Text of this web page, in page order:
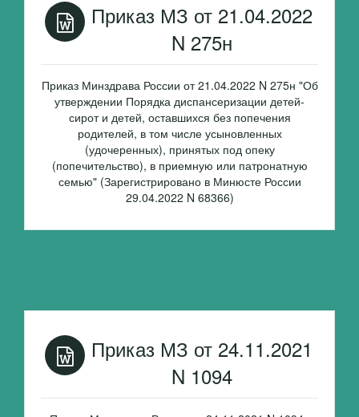
Приказ МЗ от 21.04.2022
N 275н
Приказ Минздрава России от 21.04.2022 N 275н "Об
утверждении Порядка диспансеризации детей-
сирот и детей, оставшихся без попечения
родителей, в том числе усыновленных
(удочеренных), принятых под опеку
(попечительство), в приемную или патронатную
семью" (Зарегистрировано в Минюсте России
29.04.2022 N 68366)
Приказ МЗ от 24.11.2021
N 1094